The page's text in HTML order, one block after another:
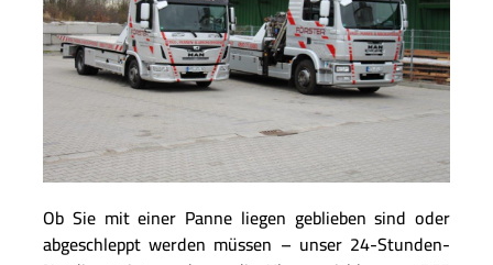
Ob Sie mit einer Panne liegen geblieben sind oder
abgeschleppt werden müssen – unser 24-Stunden-